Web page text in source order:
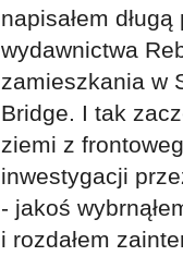
napisałem
wydawnictwa
zamieszkania w
Bridge. I tak
ziemi z
inwestygacji
- jakoś
i rozdałem